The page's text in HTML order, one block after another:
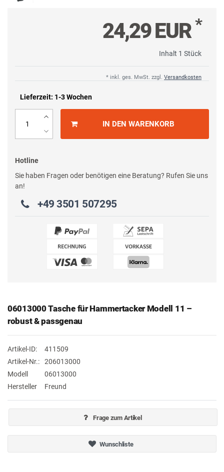
24,29 EUR*
Inhalt 1 Stück
* inkl. ges. MwSt. zzgl. Versandkosten
Lieferzeit: 1-3 Wochen
IN DEN WARENKORB
Hotline
Sie haben Fragen oder benötigen eine Beratung? Rufen Sie uns
an!
+49 3501 507295
06013000 Tasche für Hammertacker Modell 11 –
robust & passgenau
Artikel-ID:
411509
Artikel-Nr.:
206013000
Modell
06013000
Hersteller
Freund
Frage zum Artikel
Wunschliste